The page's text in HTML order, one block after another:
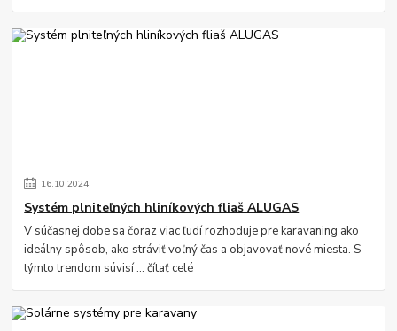
16.10.2024
Systém plniteľných hliníkových fliaš ALUGAS
V súčasnej dobe sa čoraz viac ľudí rozhoduje pre karavaning ako
ideálny spôsob, ako stráviť voľný čas a objavovať nové miesta. S
týmto trendom súvisí ...čítať celé